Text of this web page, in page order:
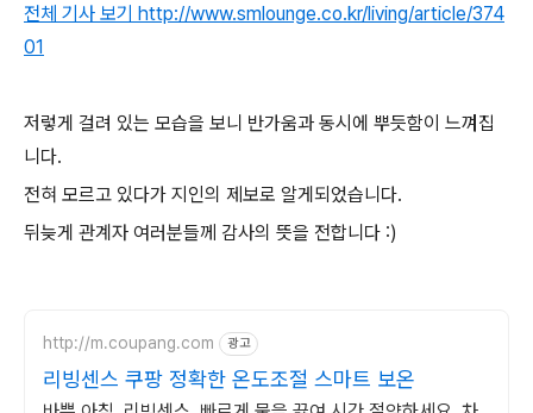
전체 기사 보기 http://www.smlounge.co.kr/living/article/374
01
저렇게 걸려 있는 모습을 보니 반가움과 동시에 뿌듯함이 느껴집
니다.
전혀 모르고 있다가 지인의 제보로 알게되었습니다.
뒤늦게 관계자 여러분들께 감사의 뜻을 전합니다 :)
http://m.coupang.com 광고
리빙센스 쿠팡 정확한 온도조절 스마트 보온